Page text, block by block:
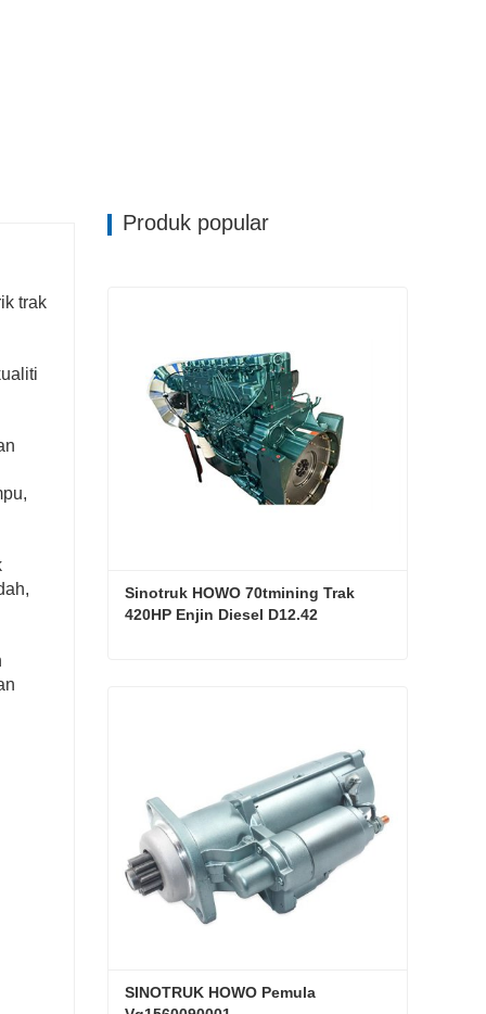
dan keserasian yang optimum.
trak
Produk popular
Sinotruk HOWO 70tmining Trak
420HP Enjin Diesel D12.42
SINOTRUK HOWO Pemula